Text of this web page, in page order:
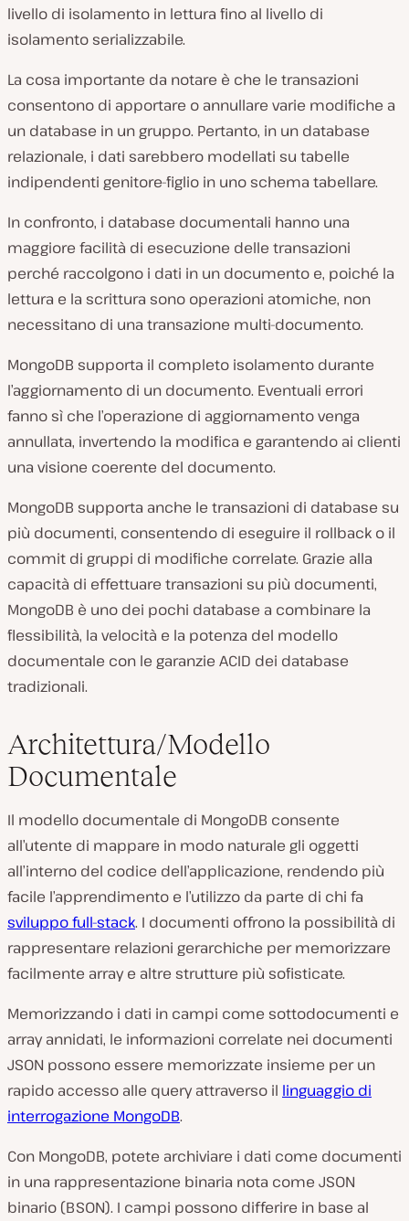
livello di isolamento in lettura fino al livello di
isolamento serializzabile.
La cosa importante da notare è che le transazioni
consentono di apportare o annullare varie modifiche a
un database in un gruppo. Pertanto, in un database
relazionale, i dati sarebbero modellati su tabelle
indipendenti genitore-figlio in uno schema tabellare.
In confronto, i database documentali hanno una
maggiore facilità di esecuzione delle transazioni
perché raccolgono i dati in un documento e, poiché la
lettura e la scrittura sono operazioni atomiche, non
necessitano di una transazione multi-documento.
MongoDB supporta il completo isolamento durante
l’aggiornamento di un documento. Eventuali errori
fanno sì che l’operazione di aggiornamento venga
annullata, invertendo la modifica e garantendo ai clienti
una visione coerente del documento.
MongoDB supporta anche le transazioni di database su
più documenti, consentendo di eseguire il rollback o il
commit di gruppi di modifiche correlate. Grazie alla
capacità di effettuare transazioni su più documenti,
MongoDB è uno dei pochi database a combinare la
flessibilità, la velocità e la potenza del modello
documentale con le garanzie ACID dei database
tradizionali.
Architettura/Modello
Documentale
Il modello documentale di MongoDB consente
all’utente di mappare in modo naturale gli oggetti
all’interno del codice dell’applicazione, rendendo più
facile l’apprendimento e l’utilizzo da parte di chi fa
sviluppo full-stack. I documenti offrono la possibilità di
rappresentare relazioni gerarchiche per memorizzare
facilmente array e altre strutture più sofisticate.
Memorizzando i dati in campi come sottodocumenti e
array annidati, le informazioni correlate nei documenti
JSON possono essere memorizzate insieme per un
rapido accesso alle query attraverso il linguaggio di
interrogazione MongoDB.
Con MongoDB, potete archiviare i dati come documenti
in una rappresentazione binaria nota come JSON
binario (BSON). I campi possono differire in base al